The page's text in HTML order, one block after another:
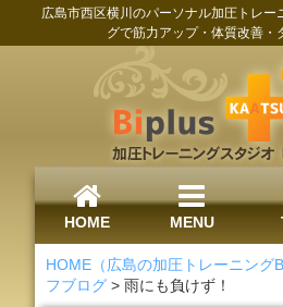
広島市西区横川のパーソナル加圧トレー
グで筋力アップ・体質改善・
HOME MENU
HOME（広島の加圧トレーニング
フブログ >雨にも負けず！